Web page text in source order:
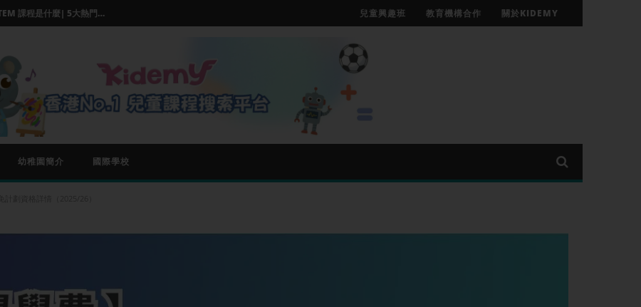
【兒童STEM教學課程】| STEM 課程是什麼| 5大熱門推薦 兒童興趣班 教育機構合作 關於KIDEMY
幼稚園簡介 國際學校